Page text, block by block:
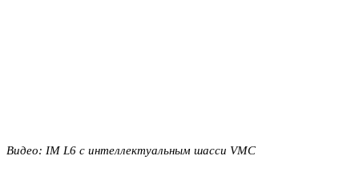
Видео: IM L6 с интеллектуальным шасси VMC